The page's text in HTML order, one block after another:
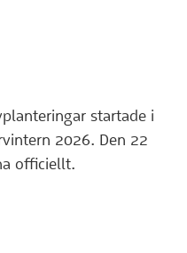
startade i
2026. Den 22
officiellt.